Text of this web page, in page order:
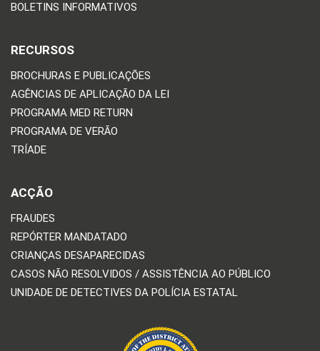
BOLETINS INFORMATIVOS
RECURSOS
BROCHURAS E PUBLICAÇÕES
AGÊNCIAS DE APLICAÇÃO DA LEI
PROGRAMA MED RETURN
PROGRAMA DE VERÃO
TRÍADE
ACÇÃO
FRAUDES
REPÓRTER MANDATADO
CRIANÇAS DESAPARECIDAS
CASOS NÃO RESOLVIDOS / ASSISTÊNCIA AO PÚBLICO
UNIDADE DE DETECTIVES DA POLÍCIA ESTATAL